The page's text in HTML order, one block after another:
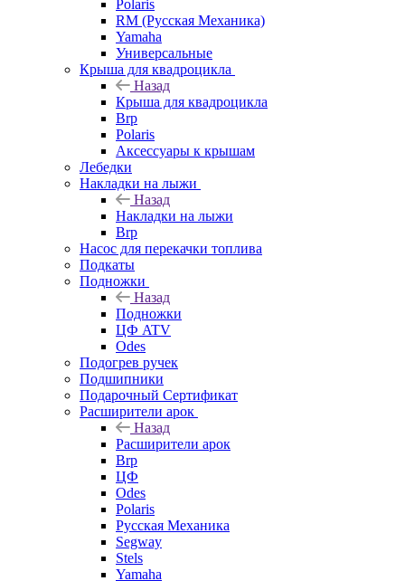
Polaris
RM (Русская Механика)
Yamaha
Универсальные
Крыша для квадроцикла
Назад
Крыша для квадроцикла
Brp
Polaris
Аксессуары к крышам
Лебедки
Накладки на лыжи
Назад
Накладки на лыжи
Brp
Насос для перекачки топлива
Подкаты
Подножки
Назад
Подножки
ЦФ ATV
Odes
Подогрев ручек
Подшипники
Подарочный Сертификат
Расширители арок
Назад
Расширители арок
Brp
ЦФ
Odes
Polaris
Русская Механика
Segway
Stels
Yamaha